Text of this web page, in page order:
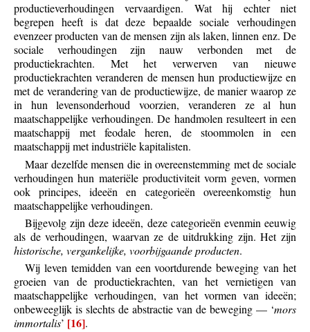
productieverhoudingen vervaardigen. Wat hij echter niet
begrepen heeft is dat deze bepaalde sociale verhoudingen
evenzeer producten van de mensen zijn als laken, linnen enz. De
sociale verhoudingen zijn nauw verbonden met de
productiekrachten. Met het verwerven van nieuwe
productiekrachten veranderen de mensen hun productiewijze en
met de verandering van de productiewijze, de manier waarop ze
in hun levensonderhoud voorzien, veranderen ze al hun
maatschappelijke verhoudingen. De handmolen resulteert in een
maatschappij met feodale heren, de stoommolen in een
maatschappij met industriële kapitalisten.
Maar dezelfde mensen die in overeenstemming met de sociale
verhoudingen hun materiële productiviteit vorm geven, vormen
ook principes, ideeën en categorieën overeenkomstig hun
maatschappelijke verhoudingen.
Bijgevolg zijn deze ideeën, deze categorieën evenmin eeuwig
als de verhoudingen, waarvan ze de uitdrukking zijn. Het zijn
historische, vergankelijke, voorbijgaande producten.
Wij leven temidden van een voortdurende beweging van het
groeien van de productiekrachten, van het vernietigen van
maatschappelijke verhoudingen, van het vormen van ideeën;
onbeweeglijk is slechts de abstractie van de beweging — ‘mors
immortalis’ [16].